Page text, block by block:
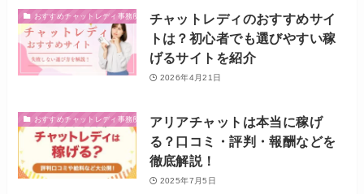
おすすめチャットレディ事務所・サイトチャットレディのおすすめサイ
トは？初心者でも選びやすい稼
げるサイトを紹介
2026年4月21日
おすすめチャットレディ事務所・サイトアリアチャットは本当に稼げ
る？口コミ・評判・報酬などを
徹底解説！
2025年7月5日